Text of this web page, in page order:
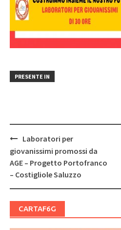
PRESENTE IN
Post
navigation
Laboratori per
giovanissimi promossi da
AGE – Progetto Portofranco
– Costigliole Saluzzo
CARTAF6G